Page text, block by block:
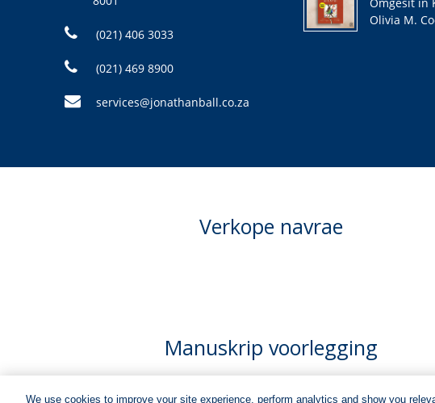
(021) 406 3033
(021) 469 8900
services@jonathanball.co.za
Omgesit in
Olivia M.
Verkope navrae
Manuskrip voorlegging
We use cookies to improve your site experience, perform analytics and show you